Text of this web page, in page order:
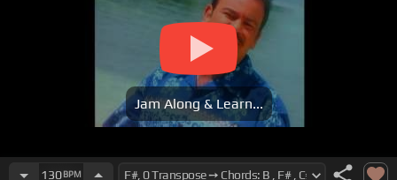
Jam Along & Learn...
130BPM